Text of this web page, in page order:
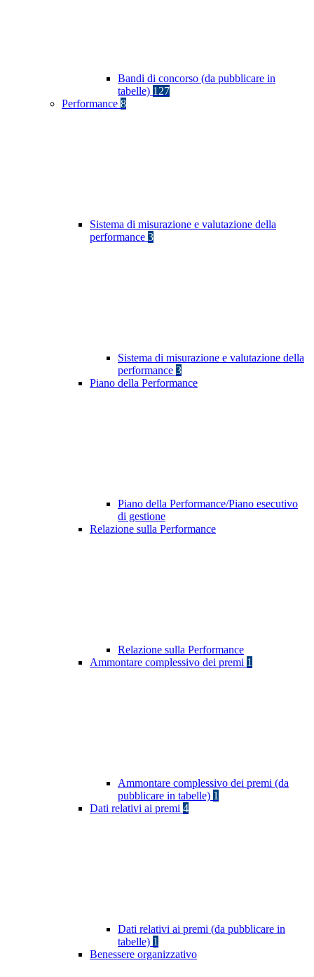
Bandi di concorso (da pubblicare in
tabelle) 127
Performance 8
Sistema di misurazione e valutazione della
performance 3
Sistema di misurazione e valutazione della
performance 3
Piano della Performance
Piano della Performance/Piano esecutivo
di gestione
Relazione sulla Performance
Relazione sulla Performance
Ammontare complessivo dei premi 1
Ammontare complessivo dei premi (da
pubblicare in tabelle) 1
Dati relativi ai premi 4
Dati relativi ai premi (da pubblicare in
tabelle) 1
Benessere organizzativo